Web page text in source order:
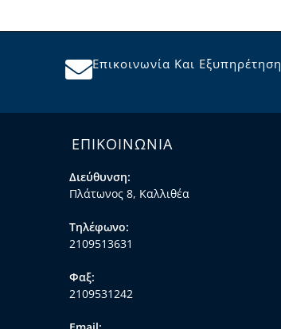
Επικοινωνία Και Εξυπηρέτηση
ΕΠΙΚΟΙΝΩΝΙΑ
Διεύθυνση:
Πλάτωνος 8, Καλλιθέα
Τηλέφωνο:
2109513631
Φαξ:
2109531242